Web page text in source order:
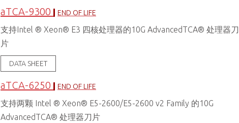
aTCA-9300 END OF LIFE
支持Intel ® Xeon® E3 四核处理器的10G AdvancedTCA® 处理器刀
片
DATA SHEET
aTCA-6250 END OF LIFE
支持两颗 Intel ® Xeon® E5-2600/E5-2600 v2 Family 的10G
AdvancedTCA® 处理器刀片